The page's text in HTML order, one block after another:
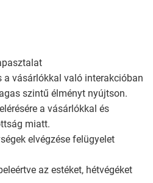
a vásárlókkal való interakcióban
szintű élményt nyújtson.
a vásárlókkal és
miatt.
elvégzése felügyelet
az estéket, hétvégéket